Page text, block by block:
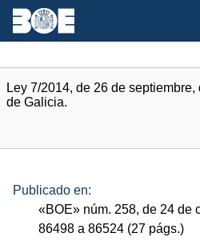
Ley 7/2014, de 26 de
de Galicia.
Publicado en:
«BOE» núm. 258, de 24 de
86498 a 86524 (27 págs.)